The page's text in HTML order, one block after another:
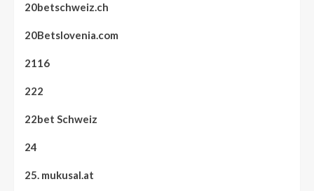
20betschweiz.ch
20Betslovenia.com
2116
222
22bet Schweiz
24
25. mukusal.at